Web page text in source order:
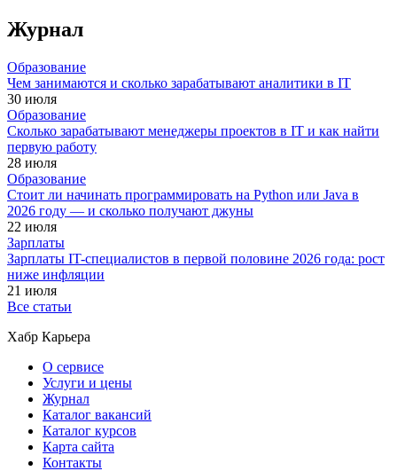
Журнал
Образование
Чем занимаются и сколько зарабатывают аналитики в IT
30 июля
Образование
Сколько зарабатывают менеджеры проектов в IT и как найти
первую работу
28 июля
Образование
Стоит ли начинать программировать на Python или Java в
2026 году — и сколько получают джуны
22 июля
Зарплаты
Зарплаты IT-специалистов в первой половине 2026 года: рост
ниже инфляции
21 июля
Все статьи
Хабр Карьера
О сервисе
Услуги и цены
Журнал
Каталог вакансий
Каталог курсов
Карта сайта
Контакты